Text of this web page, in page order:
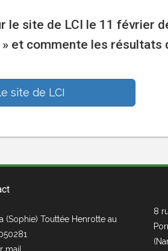
le site de LCI le 11 février
et commente les résultats
site de LCI
(Sophie) Touttée Henrotte au
8